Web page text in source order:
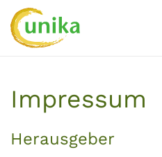
Skip to main content
Impressum
Herausgeber